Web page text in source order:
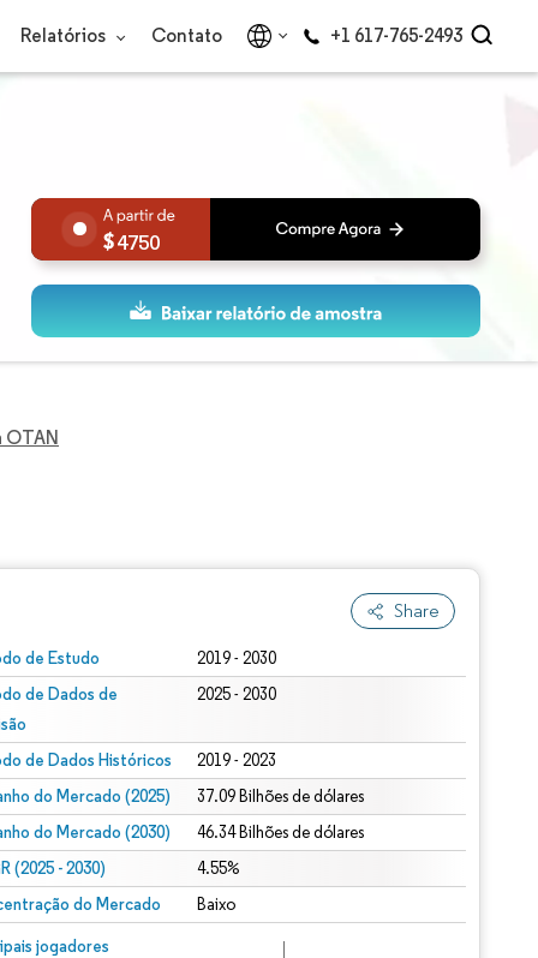
Relatórios Contato +1 617-765-2493
4750
OTAN
Share
de Estudo 2019 - 2030
de Dados de
2025 - 2030
de Dados Históricos 2019 - 2023
do Mercado (2025) 37.09 Bilhões de dólares
do Mercado (2030) 46.34 Bilhões de dólares
(2025 - 2030) 4.55%
do Mercado Baixo
jogadores